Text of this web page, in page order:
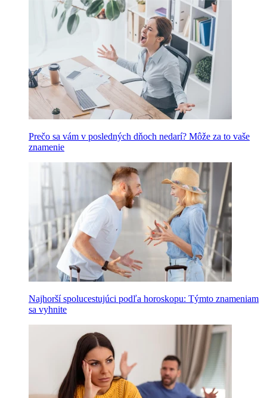
Prečo sa vám v posledných dňoch nedarí? Môže za to vaše
znamenie
Najhorší spolucestujúci podľa horoskopu: Týmto znameniam
sa vyhnite